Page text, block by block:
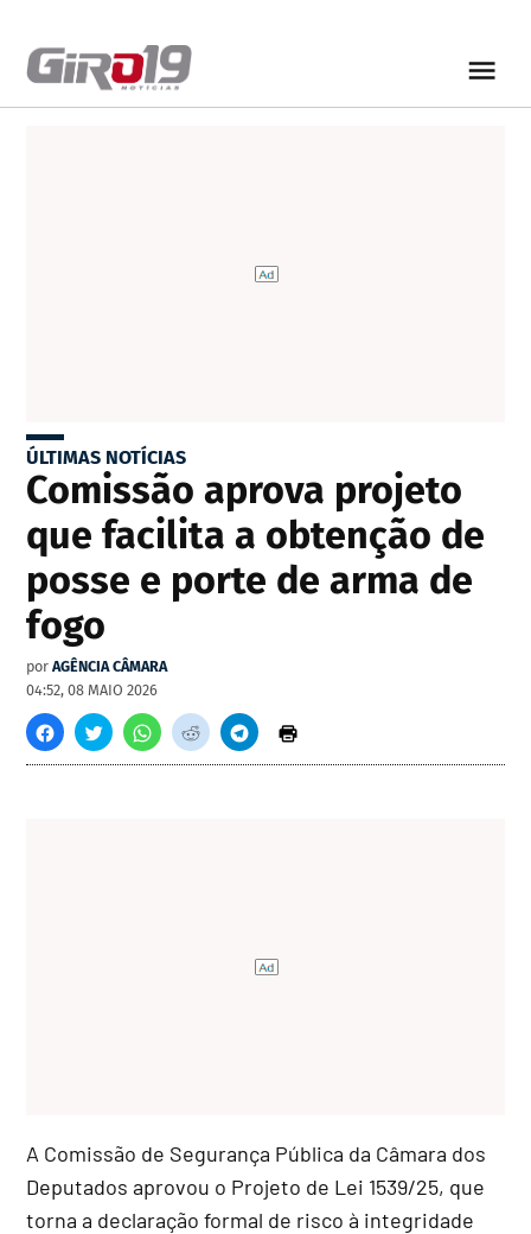
ÚLTIMAS NOTÍCIAS
Comissão aprova projeto
que facilita a obtenção de
posse e porte de arma de
fogo
por AGÊNCIA CÂMARA
04:52, 08 MAIO 2026
A Comissão de Segurança Pública da Câmara dos
Deputados aprovou o Projeto de Lei 1539/25, que
torna a declaração formal de risco à integridade